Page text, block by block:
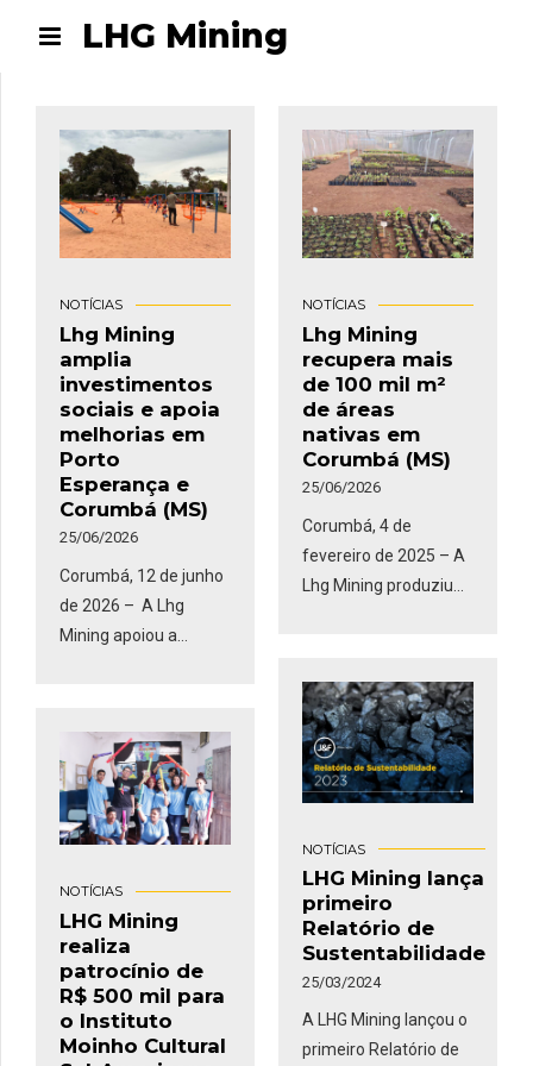
LHG Mining
NOTÍCIAS
Lhg Mining
amplia
investimentos
sociais e apoia
melhorias em
Porto
Esperança e
Corumbá (MS)
25/06/2026
Corumbá, 12 de junho
de 2026 – A Lhg
Mining apoiou a
qualidade de vida em
Porto Esperança,
entregues
oficialmente nesta
parceria com a
comunidade e o poder
público, as iniciativas
incluíram a
implantação de um
NOTÍCIAS
Lhg Mining
recupera mais
de 100 mil m²
de áreas
nativas em
Corumbá (MS)
25/06/2026
Corumbá, 4 de
fevereiro de 2025 – A
Lhg Mining produziu
durante o ano de 2024
em Corumbá (MS). O
espaço, que
corresponde a
campos de futebol,
recebeu o plantio de
espécies nativas,
contribuindo para a
diretor de
sustentabilidade da
NOTÍCIAS
LHG Mining lança
primeiro
Relatório de
Sustentabilidade
25/03/2024
A LHG Mining lançou o
primeiro Relatório de
NOTÍCIAS
LHG Mining
realiza
patrocínio de
R$ 500 mil para
o Instituto
Moinho Cultural